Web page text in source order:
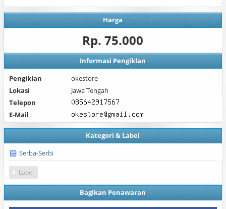
Harga
Rp. 75.000
Informasi Pengiklan
Pengiklan
okestore
Lokasi
Jawa Tengah
Telepon
E-Mail
Kategori & Label
Serba-Serbi
Label
Bagikan Penawaran